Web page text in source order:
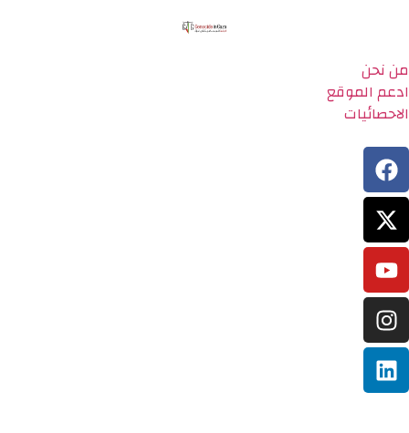
من نحن
ادعم الموقع
الاحصائيات